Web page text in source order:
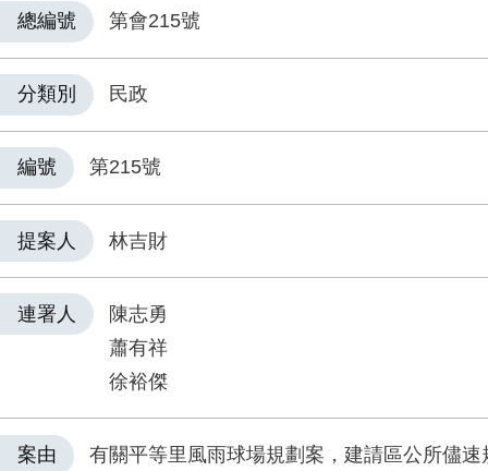
總編號 第會215號
分類別 民政
編號 第215號
提案人 林吉財
連署人
陳志勇
蕭有祥
徐裕傑
案由 有關平等里風雨球場規劃案，建請區公所儘速